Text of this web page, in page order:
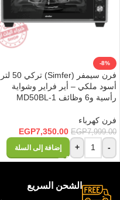
-8%
فرن سيمفر (Simfer) تركي 50 لتر
أسود ملكي – أير فراير وشواية
رأسية و6 وظائف MD50BL-1
فرن كهرباء
EGP7,999.00
EGP7,350.00
-
+ إضافة إلى السلة
الشحن السريع